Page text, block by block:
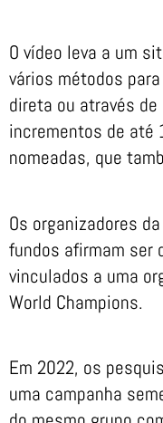
O vídeo leva a um
vários métodos
direta ou através
incrementos de até
nomeadas, que
Os organizadores
fundos afirmam ser
vinculados a uma
World Champions.
Em 2022, os
uma campanha